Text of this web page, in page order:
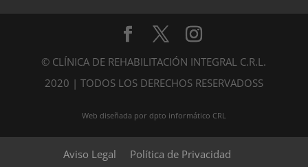
© CLÍNICA DE REHABILITACIÓN INTEGRAL C.R.L.
2020 | TODOS LOS DERECHOS RESERVADOSS
Web diseñada por dpto informático CRL
Aviso Legal Política de Privacidad